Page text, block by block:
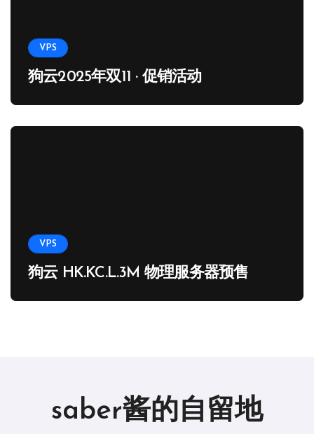
VPS
狗云2025年双11 · 促销活动
VPS
狗云 HK.KC.L.3M 物理服务器预售
saber酱的自留地